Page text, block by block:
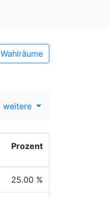
Wahlräume
weitere
Prozent
25.00 %